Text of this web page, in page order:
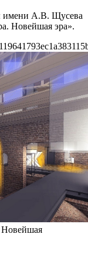
имени А.В. Щусева
Новейшая эра».
Новейшая